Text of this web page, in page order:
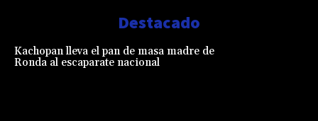
Destacado
Kachopan lleva el pan de masa madre de
Ronda al escaparate nacional